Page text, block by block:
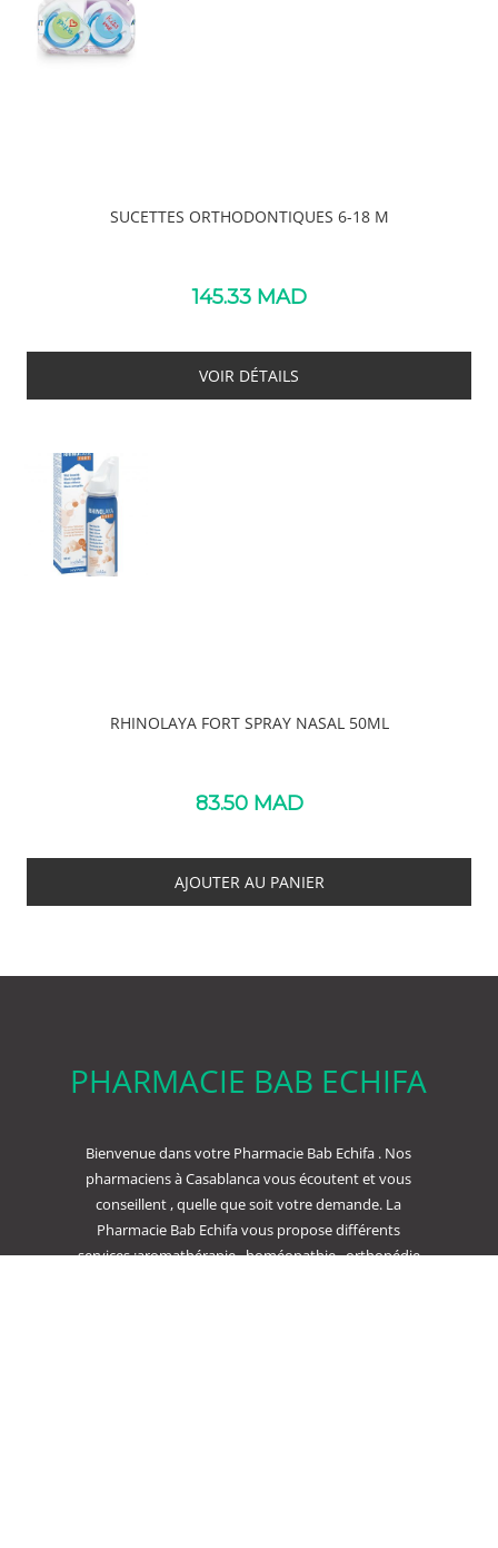
SUCETTES ORTHODONTIQUES 6-18 M
145.33 MAD
VOIR DÉTAILS
RHINOLAYA FORT SPRAY NASAL 50ML
83.50 MAD
AJOUTER AU PANIER
PHARMACIE BAB ECHIFA
Bienvenue dans votre Pharmacie Bab Echifa . Nos
pharmaciens à Casablanca vous écoutent et vous
conseillent , quelle que soit votre demande. La
Pharmacie Bab Echifa vous propose différents
services :aromathérapie , homéopathie , orthopédie